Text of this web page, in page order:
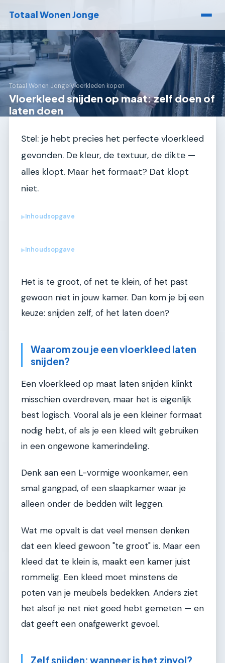
Totaal Wonen Jonge
Totaal Wonen Jonge›Vloerkleden kopen
Vloerkleed snijden op maat: zelf doen of
laten doen
Stel: je hebt precies het perfecte vloerkleed
gevonden. De kleur, de textuur, de dikte —
alles klopt. Maar het formaat? Dat klopt
niet.
▶Inhoudsopgave
▶Inhoudsopgave
Het is te groot, of net te klein, of het past
gewoon niet in jouw kamer. Dan kom je bij een
keuze: snijden zelf, of het laten doen?
Waarom zou je een vloerkleed laten
snijden?
Een vloerkleed op maat laten snijden klinkt
misschien overdreven, maar het is eigenlijk
best logisch. Vooral als je een kleiner formaat
nodig hebt, of als je een kleed wilt gebruiken
in een ongewone kamerindeling.
Denk aan een L-vormige woonkamer, een
smal gangpad, of een slaapkamer waar je
alleen onder de bedden wilt leggen.
Wat me opvalt is dat veel mensen denken
dat een kleed gewoon "te groot" is. Maar een
kleed dat te klein is, maakt een kamer juist
rommelig. Een kleed moet minstens de
poten van je meubels bedekken. Anders ziet
het alsof je net niet goed hebt gemeten — en
dat geeft een onafgewerkt gevoel.
Zelf snijden: wanneer is het zinvol?